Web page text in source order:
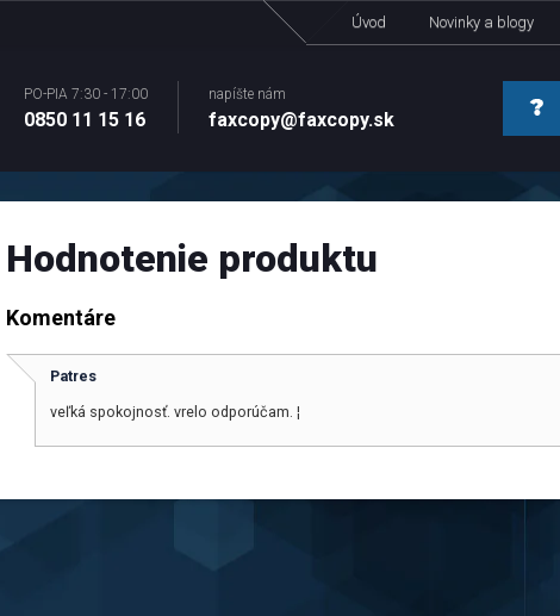
Úvod Novinky a blogy
PO-PIA 7:30 - 17:00
0850 11 15 16
napíšte nám
faxcopy@faxcopy.sk
Hodnotenie produktu
Komentáre
Patres
veľká spokojnosť. vrelo odporúčam. ¦